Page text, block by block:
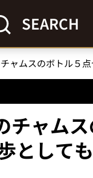
SEARCH
チャム
としても